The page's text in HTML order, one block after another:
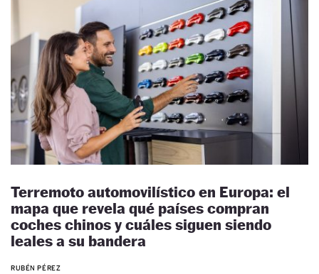
Terremoto automovilístico en Europa: el
mapa que revela qué países compran
coches chinos y cuáles siguen siendo
leales a su bandera
RUBÉN PÉREZ